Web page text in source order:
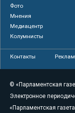
Фото
Мнения
Медиацентр
Колумнисты
Контакты
© «Парламентская
Электронное
«Парламентская